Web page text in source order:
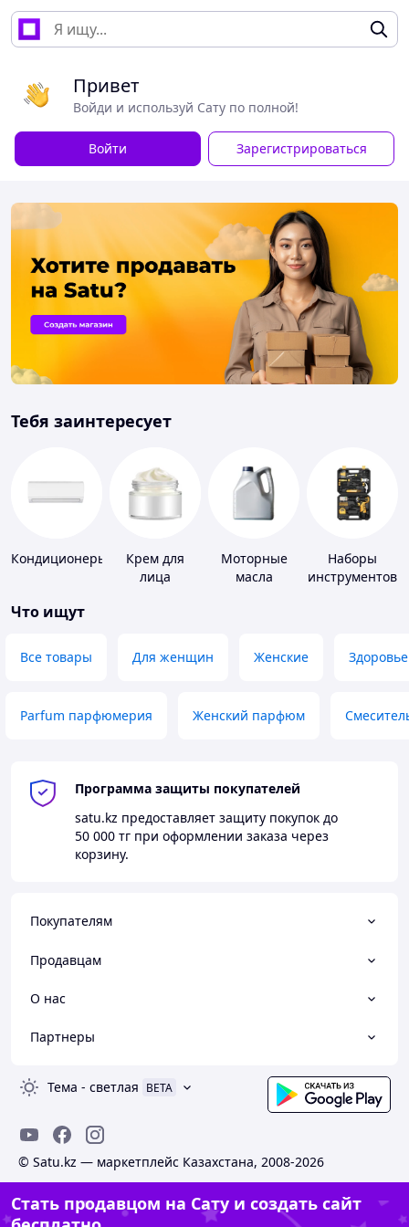
Привет
Войди и используй Сату по полной!
Войти Зарегистрироваться
Тебя заинтересует
Кондиционеры
Крем для
лица
Моторные
масла
Наборы
инструментов
Что ищут
Все товары Для женщин Женские Здоровье
Parfum парфюмерия Женский парфюм
Программа защиты покупателей
satu.kz предоставляет защиту покупок до
50 000 тг при оформлении заказа через
корзину.
Покупателям
Продавцам
О нас
Партнеры
Тема - светлая BETA
© Satu.kz — маркетплейс Казахстана, 2008-2026
Стать продавцом на Сату и создать сайт